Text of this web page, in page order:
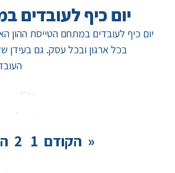
יום כיף לעובדים
יום כיף לעובדים במתחם הטייסת ההון
בכל ארגון ובכל עסק. גם בעידן
« הקודם 1
2 הבא »